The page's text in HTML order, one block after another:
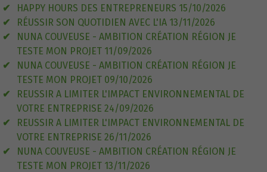
HAPPY HOURS DES ENTREPRENEURS 15/10/2026
RÉUSSIR SON QUOTIDIEN AVEC L'IA 13/11/2026
NUNA COUVEUSE - AMBITION CRÉATION RÉGION JE
TESTE MON PROJET 11/09/2026
NUNA COUVEUSE - AMBITION CRÉATION RÉGION JE
TESTE MON PROJET 09/10/2026
REUSSIR A LIMITER L'IMPACT ENVIRONNEMENTAL DE
VOTRE ENTREPRISE 24/09/2026
REUSSIR A LIMITER L'IMPACT ENVIRONNEMENTAL DE
VOTRE ENTREPRISE 26/11/2026
NUNA COUVEUSE - AMBITION CRÉATION RÉGION JE
TESTE MON PROJET 13/11/2026